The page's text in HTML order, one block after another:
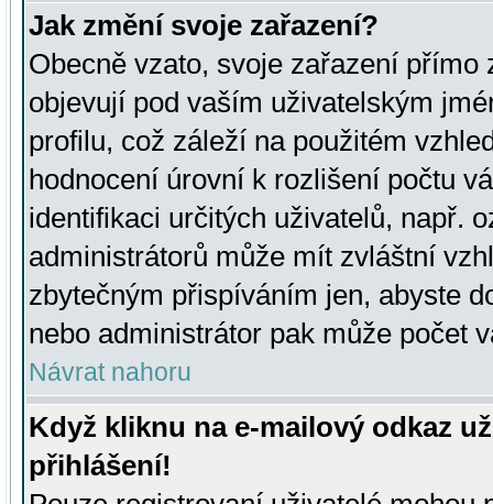
Jak změní svoje zařazení?
Obecně vzato, svoje zařazení přímo
objevují pod vaším uživatelským
profilu, což záleží na použitém
hodnocení úrovní k rozlišení počtu
identifikaci určitých uživatelů, např.
administrátorů může mít zvláštní
zbytečným přispíváním jen, abyste
nebo administrátor pak může počet
Návrat nahoru
Když kliknu na e-mailový odkaz
přihlášení!